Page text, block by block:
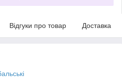
Відгуки про товар Доставка